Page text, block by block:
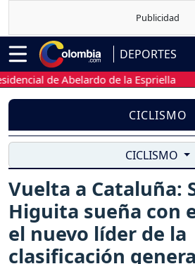
DEPORTES
de Abelardo de la Espriella
CICLISMO
CICLISMO
Vuelta a Cataluña:
Higuita sueña con
el nuevo líder de la
clasificación